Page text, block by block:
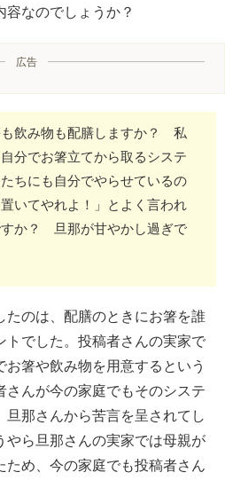
容なのでしょうか？
広告
も飲み物も配膳しますか？ 私
分でお箸立てから取るシステ
ちにも自分でやらせているの
いてやれよ！」とよく言われ
すか？ 旦那が甘やかし過ぎで
たのは、配膳のときにお箸を誰
でした。投稿者さんの実家で
箸や飲み物を用意するという
さんが今の家庭でもそのシステ
旦那さんから苦言を呈されてし
ら旦那さんの実家では母親が
ため、今の家庭でも投稿者さん